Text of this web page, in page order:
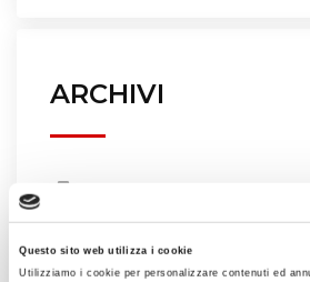
Questo sito web utilizza i cookie
Utilizziamo i cookie per personalizzare contenuti ed
ARCHIVI
Marzo 2013